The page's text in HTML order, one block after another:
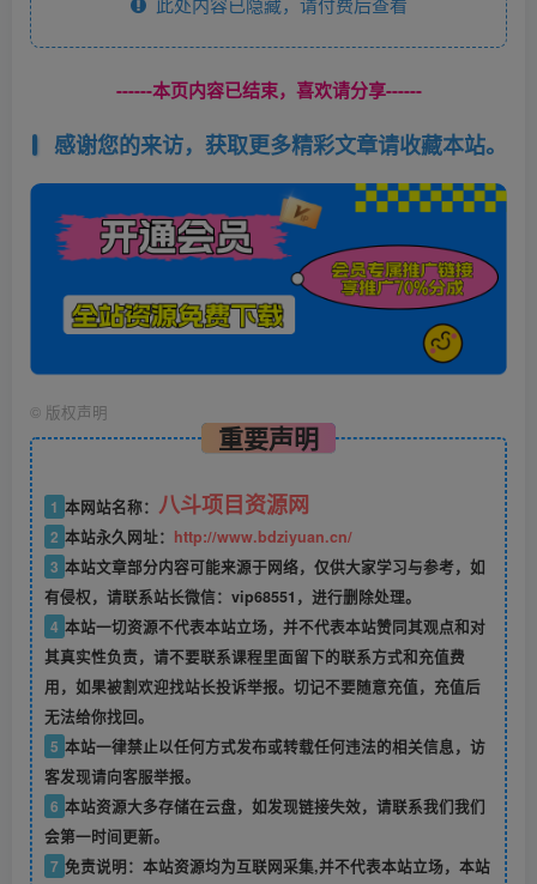
------本页内容已结束，喜欢请分享------
感谢您的来访，获取更多精彩文章请收藏本站。
© 版权声明
重要声明
1 本网站名称： 八斗项目资源网
2 本站永久网址： http://www.bdziyuan.cn/
3 本站文章部分内容可能来源于网络，仅供大家学习与参考，如
有侵权，请联系站长微信：vip68551，进行删除处理。
4 本站一切资源不代表本站立场，并不代表本站赞同其观点和对
其真实性负责，请不要联系课程里面留下的联系方式和充值费
用，如果被割欢迎找站长投诉举报。切记不要随意充值，充值后
无法给你找回。
5 本站一律禁止以任何方式发布或转载任何违法的相关信息，访
客发现请向客服举报。
6 本站资源大多存储在云盘，如发现链接失效，请联系我们我们
会第一时间更新。
7 免责说明：本站资源均为互联网采集,并不代表本站立场，本站